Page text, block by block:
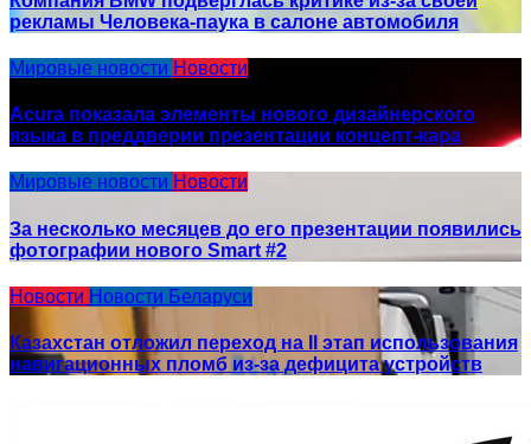
рекламы Человека-паука в салоне автомобиля
Мировые новости Новости
Acura показала элементы нового дизайнерского
языка в преддверии презентации концепт-кара
Мировые новости Новости
За несколько месяцев до его презентации появились
фотографии нового Smart #2
Новости Новости Беларуси
Казахстан отложил переход на II этап использования
навигационных пломб из-за дефицита устройств